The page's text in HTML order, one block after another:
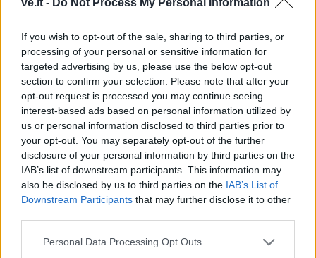
If you wish to opt-out of the sale, sharing to third parties, or
processing of your personal or sensitive information for
targeted advertising by us, please use the below opt-out
section to confirm your selection. Please note that after your
opt-out request is processed you may continue seeing
interest-based ads based on personal information utilized by
us or personal information disclosed to third parties prior to
your opt-out. You may separately opt-out of the further
disclosure of your personal information by third parties on the
IAB’s list of downstream participants. This information may
also be disclosed by us to third parties on the IAB’s List of
Downstream Participants that may further disclose it to other
Personal Data Processing Opt Outs
Raktažodžiai vitaminas a
Komentarai
Rašyti komentarą